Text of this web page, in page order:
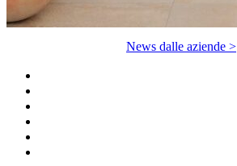
News dalle aziende >